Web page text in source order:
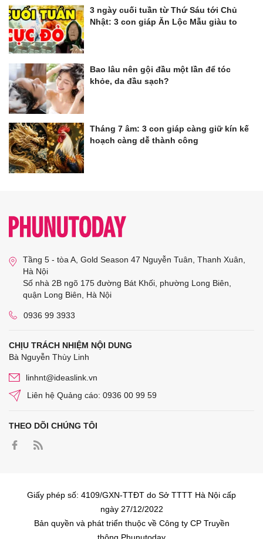
3 ngày cuối tuần từ Thứ Sáu tới Chủ
Nhật: 3 con giáp Ăn Lộc Mẫu giàu to
Bao lâu nên gội đầu một lần để tóc
khỏe, da đầu sạch?
Tháng 7 âm: 3 con giáp càng giữ kín kế
hoạch càng dễ thành công
Tầng 5 - tòa A, Gold Season 47 Nguyễn Tuân, Thanh Xuân,
Hà Nội
Số nhà 2B ngõ 175 đường Bát Khối, phường Long Biên,
quận Long Biên, Hà Nội
0936 99 3933
CHỊU TRÁCH NHIỆM NỘI DUNG
Bà Nguyễn Thùy Linh
linhnt@ideaslink.vn
Liên hệ Quảng cáo: 0936 00 99 59
THEO DÕI CHÚNG TÔI
Giấy phép số: 4109/GXN-TTĐT do Sở TTTT Hà Nội cấp
ngày 27/12/2022
Bản quyền và phát triển thuộc về Công ty CP Truyền
thông Phunutoday